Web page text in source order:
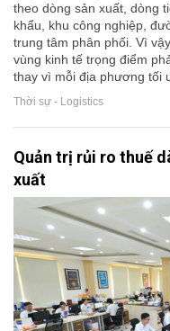
theo dòng sản xuất, dòng
khẩu, khu công nghiệp,
trung tâm phân phối. Vì
vùng kinh tế trọng điểm
thay vì mỗi địa phương tối
Thời sự - Logistics
Quản trị rủi ro thuế
xuất